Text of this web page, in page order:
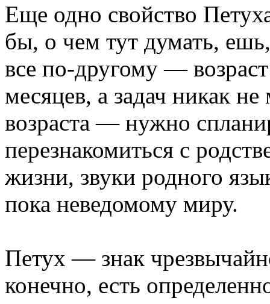
Еще одно свойство
бы, о чем тут думать,
все по-другому —
месяцев, а задач никак
возраста — нужно
перезнакомиться с
жизни, звуки родного
пока неведомому миру.
Петух — знак
конечно, есть